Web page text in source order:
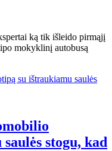
ką tik išleido pirmąjį
mokyklinį autobusą
stogu, kad